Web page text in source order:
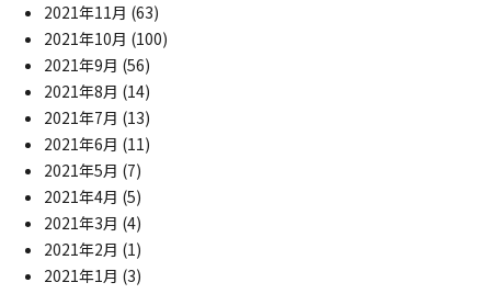
2021年11月 (63)
2021年10月 (100)
2021年9月 (56)
2021年8月 (14)
2021年7月 (13)
2021年6月 (11)
2021年5月 (7)
2021年4月 (5)
2021年3月 (4)
2021年2月 (1)
2021年1月 (3)